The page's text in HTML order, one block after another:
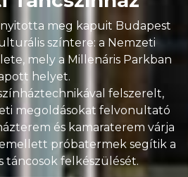
nyitotta meg kapuit Budapest
színtere: a Nemzeti
mely a Millenáris Parkban
helyet.
felszerelt,
megoldásokat felvonultató
és kamaraterem várja
próbatermek segítik a
táncosok felkészülését.